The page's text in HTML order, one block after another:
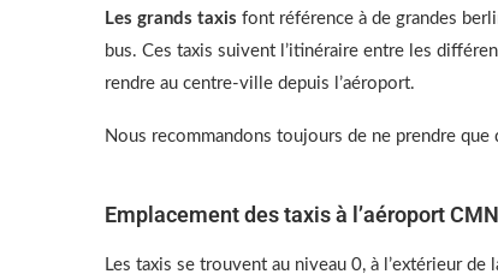
Les grands taxis font référence à de grandes
bus. Ces taxis suivent l’itinéraire entre les
rendre au centre-ville depuis l’aéroport.
Nous recommandons toujours de ne prendre que
Emplacement des taxis à l’aéroport CMN
Les taxis se trouvent au niveau 0, à l’extérieur